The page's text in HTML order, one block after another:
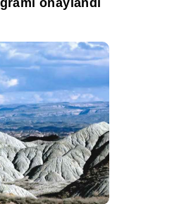
onaylandı